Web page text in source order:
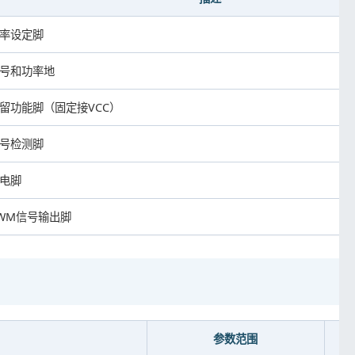
设定脚
和功率地
功能脚（固定接VCC）
检测脚
脚
信号输出脚
参数范围